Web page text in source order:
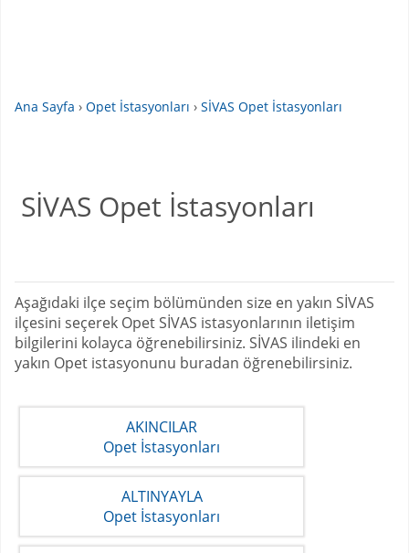
Ana Sayfa › Opet İstasyonları › SİVAS Opet İstasyonları
SİVAS Opet İstasyonları
Aşağıdaki ilçe seçim bölümünden size en yakın SİVAS
ilçesini seçerek Opet SİVAS istasyonlarının iletişim
bilgilerini kolayca öğrenebilirsiniz. SİVAS ilindeki en
yakın Opet istasyonunu buradan öğrenebilirsiniz.
AKINCILAR
Opet İstasyonları
ALTINYAYLA
Opet İstasyonları